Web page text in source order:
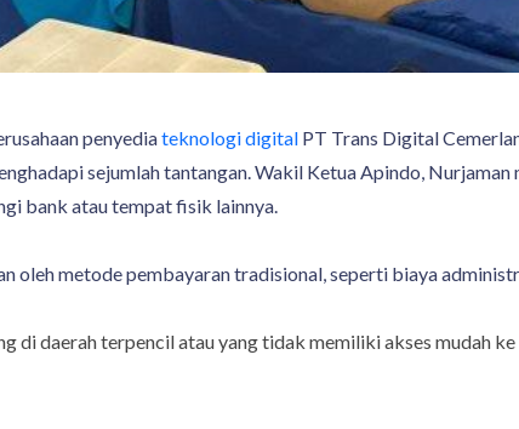
penyediateknologi digital PT Trans Digital
sejumlah tantangan. Wakil Ketua Apindo, Nurjaman
bank atau tempat fisik lainnya.
oleh metode pembayaran tradisional, seperti biaya
di daerah terpencil atau yang tidak memiliki akses mudah